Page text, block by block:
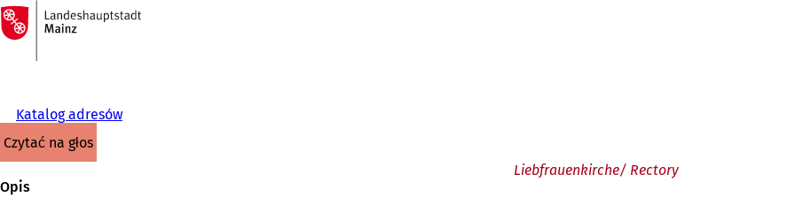
Przejdź do treści
Do
strony
głównej
Katalog adresów
czytać na głos
Liebfrauenkirche/ Rectory
Opis